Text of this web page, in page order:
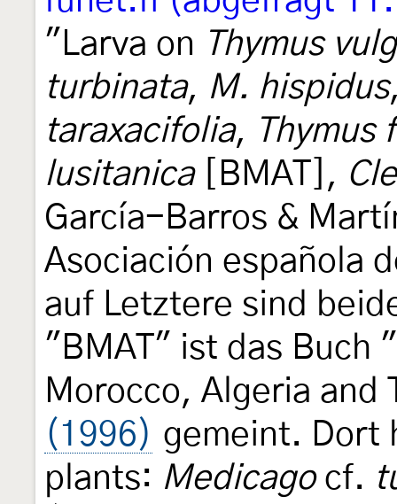
"Larva on Thymus
turbinata, M. hispidus
taraxacifolia, Thymus
lusitanica[BMAT],
García-Barros &
Asociación española
auf Letztere sind
"BMAT" ist das Buch
Morocco, Algeria and
(1996) gemeint. Dort
plants: Medicagocf.